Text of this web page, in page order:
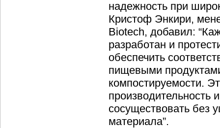
надежность при
Кристоф Энкири,
Biotech, добавил:
разработан и
обеспечить
пищевыми
компостируемости.
производительность
сосуществовать без
материала”.